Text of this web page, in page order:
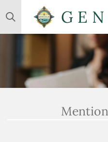
Passer
contenu
G E